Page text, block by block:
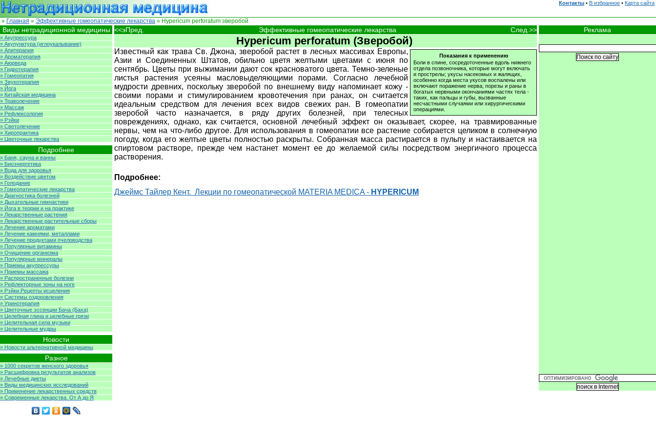
Контакты • В избранное • Карта сайта
» Главная » Эффективные гомеопатические лекарства » Hypericum perforatum зверобой
<<эПред. Эффективные гомеопатические лекарства След.>>
Hypericum perforatum (Зверобой)
Показания к применению
Боли в спине, сосредоточенные вдоль нижнего
отдела позвоночника, которые могут включать
и прострелы; укусы насекомых и жалящих,
особенно когда места укусов воспалены или
включают поражение нерва; порезы и раны в
богатых нервными окончаниями частях тела -
таких, как пальцы и губы, вызванные
несчастными случаями или хирургическими
операциями.
Известный как трава Св. Джона, зверобой растет в лесных массивах Европы,
Азии и Соединенных Штатов, обильно цветя желтыми цветами с июня по
сентябрь. Цветы при выжимании дают сок красноватого цвета. Темно-зеленые
листья растения усеяны масловыделяющими порами. Согласно лечебной
мудрости древних, поскольку зверобой по внешнему виду напоминает кожу -
своими порами и стимулированием кровотечения при ранах, он считается
идеальным средством для лечения всех видов свежих ран. В гомеопатии
зверобой часто назначается, в ряду других болезней, при телесных
повреждениях, однако, как считается, основной лечебный эффект он оказывает, скорее, на травмированные
нервы, чем на что-либо другое. Для использования в гомеопатии все растение собирается целиком в солнечную
погоду, когда его желтые цветы полностью раскрыты. Собранная масса растирается в пульпу и настаивается на
спиртовом растворе, прежде чем настанет момент ее до желаемой силы посредством энергичного процесса
растворения.
Подробнее:
Джеймс Тайлер Кент. Лекции по гомеопатической MATERIA MEDICA - HYPERICUM
Виды нетрадиционной медицины
» Акупрессура
» Акупунктура (иглоукалывание)
» Апитерапия
» Ароматерапия
» Аюрведа
» Гидротерапия
» Гомеопатия
» Звукотерапия
» Йога
» Китайская медицина
» Траволечение
» Массаж
» Рефлексология
» Рэйки
» Светолечение
» Хиропрактика
» Цветочные лекарства
Подробнее
» Баня, сауна и ванны
» Биоэнергетика
» Вода для здоровья
» Воздействие цветом
» Голодание
» Гомеопатические лекарства
» Диагностика болезней
» Дыхательные гимнастики
» Йога в теории и на практике
» Лекарственные растения
» Лекарственные растительные сборы
» Лечение ароматами
» Лечение камнями, металлами
» Лечение продуктами пчеловодства
» Популярные витамины
» Очищение организма
» Популярные минералы
» Приемы акупрессуры
» Приемы массажа
» Распространенные болезни
» Рефлекторные зоны на ноге
» Рэйки.Рецепты исцеления
» Системы оздоровления
» Уринотерапия
» Цветочные эссенции Бача (Баха)
» Целебная глина и целебные грязи
» Целительная сила музыки
» Целительные мудры
Новости
» Новости альтернативной медицины
Разное
» 1000 секретов женского здоровья
» Расшифровка результатов анализов
» Лечебные диеты
» Виды медицинских исследований
» Применение лекарственных средств
» Современные лекарства. От А до Я
Реклама